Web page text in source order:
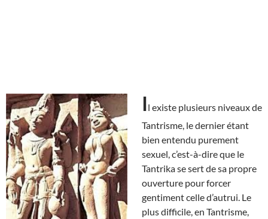
Il existe plusieurs niveaux de
Tantrisme, le dernier étant
bien entendu purement
sexuel, c’est-à-dire que le
Tantrika se sert de sa propre
ouverture pour forcer
gentiment celle d’autrui. Le
plus difficile, en Tantrisme,